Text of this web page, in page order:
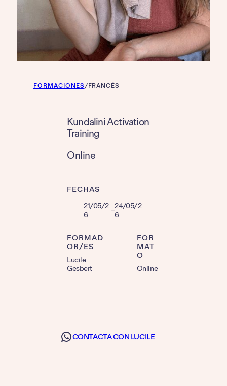
FORMACIONES/FRANCÉS
Kundalini Activation
Training
Online
FECHAS
21/05/2
6
–24/05/2
6
FORMAD
OR/ES
Lucile
Gesbert
FOR
MAT
O
Online
CONTACTA CON LUCILE